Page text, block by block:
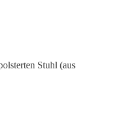
Stuhl (aus